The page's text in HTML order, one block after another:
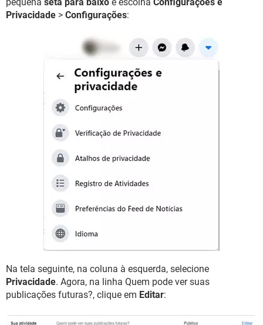
Privacidade > Configurações:
Na tela seguinte, na coluna à esquerda, selecione
Privacidade. Agora, na linha Quem pode ver suas
publicações futuras?, clique em Editar: